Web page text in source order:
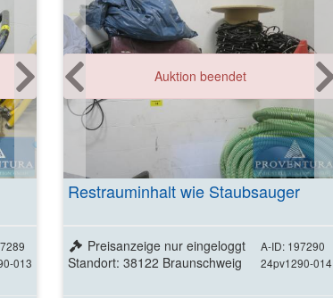
013
Auktion beendet
Restrauminhalt wie Staubsauger
A-ID: 197290
24pv1290-014
Preisanzeige nur eingeloggt
Standort: 38122 Braunschweig